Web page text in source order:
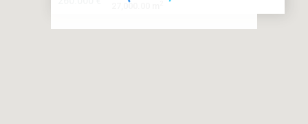
27,000.00 m